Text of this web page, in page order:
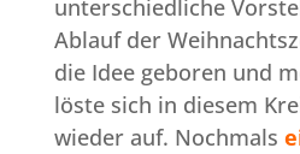
unterschiedliche
Ablauf der
die Idee geboren und
löste sich in diesem
wieder auf. Nochmals